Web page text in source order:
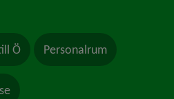
Ö Personalrum